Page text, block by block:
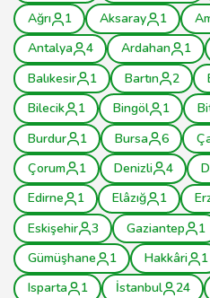
Ağrı
1 Aksaray 1
Antalya
4 Ardahan 1
Balıkesir
1 Bartın 2
Bilecik
1 Bingöl 1
Burdur
1 Bursa 6
Çorum
1 Denizli 4
Edirne
1 Elâzığ 1
Eskişehir
3 Gaziantep 1
Gümüşhane
1 Hakkâri 1
Isparta
1 İstanbul 24